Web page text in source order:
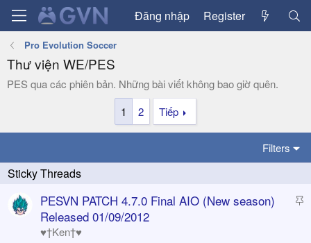
Đăng nhập Register
Pro Evolution Soccer
Thư viện WE/PES
PES qua các phiên bản. Những bài viết không bao giờ quên.
1
2 Tiếp
Filters
S
PESVN PATCH 4.7.0 Final AIO (New season)
Released 01/09/2012
♥†Ken†♥